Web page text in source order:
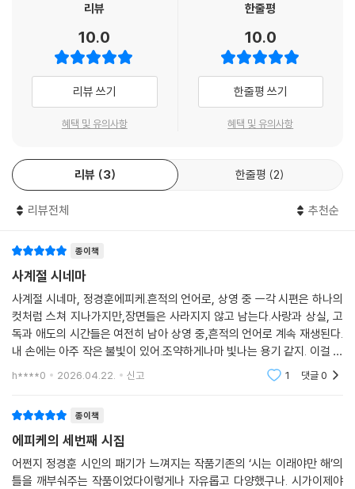
몸짓과 잉크를 백지에 묻혀 전송―부재중. 부재하는 너. 그곳에 닿기 위해
보내는 심장 박동. 수직과 곡선과 평행의 무대. 닿을 수 있어. 이거 하나만
으로도 살아져. 오류와 범람으로부터 점검하는 삶. 그 별의 안테나를 향해.
삶이 이어진다.
--- 「Cut 1-30」 중에서
거울 속의 겨울과 만나다. 내가 입을 열면 너의 얼어붙은 물은 녹아내린다.
는 씩 미소 짓는다. 로맨틱 코미디 필름 만나다. 너 따라 나 미소 짓는다.
--- 「Cut 1-34」 중에서
널 만나려면 세계를 합쳐야 해. 로케이션은 하나뿐이어야만 해. 종말을 라
--- 「Cut 1-35」 중에서
사내는 사내를 만진다. 이 감촉 이 향기 이 노스탤지어. 사내는 환희와 슬픔
에 가득 차 춤을 추었다. 테크노 테크노 테크노. 종말을 떠올리며. 희망을
떠올리며. 만남을 떠올리며. 너무 낭만적이라는 판단이 서면 춤을 멈췄다.
사내는 나지막이 속삭였다. 나의 고통을 모두 내어드려도 되는 부분입니
까……
앞과 뒤를 잇고, 멀어지려는 것들의 거리를 다시 좁힌다.
그 사이에서 생기는 숨, 긴장, 여운, 떨림을 우리는 〈사이〉라고 부른다.
이 시리즈는 바로 그 〈사이의 시(詩)〉에서 출발한다.
한 시인이 다음 시인을 부르고,
한 세계가 또 다른 세계를 향해 조금 기울며,
한 사람의 언어가 다른 사람의 언어 속으로 스며드는 릴레이 구조.
그 이어짐의 지점에 아주 작은 ㅅ이 놓인다. 흩어지지 않도록,
그러나 완전히 합쳐지지 않도록. 그저 조용히 사이를 열고, 울리고,
이어 주기 위해. 사이시옷 시리즈는 시인과 시인을 잇는 다리이며,
목소리가 도착한다.
아주 작은 사이, 그러나 모든 시가 태어나는 자리.
우리는 그 틈을 사이시옷이라 부른다.
사이시옷 1. 『진심의 바깥』, 이제야, 12,000원
사이시옷 2. 『피냐타 깨뜨리기』, 이유운, 12,000원
시와 영화, 시인과 곡예사를 디졸브하며 나는 조심스레 예감했다. 근래 한
국 시단에서 희박해진 불순-과잉-낭만의 에너지를 정경훈이, 그의 시편들
이 채워줄 것이라는 걸. 그가 〈시단의 드니 라방〉으로 자리매김하여, 시대
의 공기(감수성)에 조응하면서도 〈실험적인 컷들〉을 계속해서 보여주기를
바란다. 당신의 로케이션이 나는 여전히 궁금하다.
리뷰
10.0
리뷰 쓰기
혜택 및 유의사항
한줄평
10.0
한줄평 쓰기
혜택 및 유의사항
리뷰 3 한줄평 2
리뷰전체 추천순
종이책
사계절 시네마
사계절 시네마, 정경훈에피케.흔적의 언어로, 상영 중 ㅡ각 시편은 하나의
컷처럼 스쳐 지나가지만,장면들은 사라지지 않고 남는다.사랑과 상실, 고
독과 애도의 시간들은 여전히 남아 상영 중,흔적의 언어로 계속 재생된다.
내 손에는 아주 작은 불빛이 있어.조약하게나마 빛나는 용기 같지. 이걸 기
억했다가 말해 주었어.다시 만날 로케이션에서. 너와 내가 지었어. (30쪽,
h****0 2026.04.22. 신고 1 댓글0
종이책
에피케의 세번째 시집
어쩐지 정경훈 시인의 패기가 느껴지는 작품기존의 ‘시는 이래야만 해’의
틀을 깨부숴주는 작품이었다이렇게나 자유롭고 다양했구나. 시가이제야